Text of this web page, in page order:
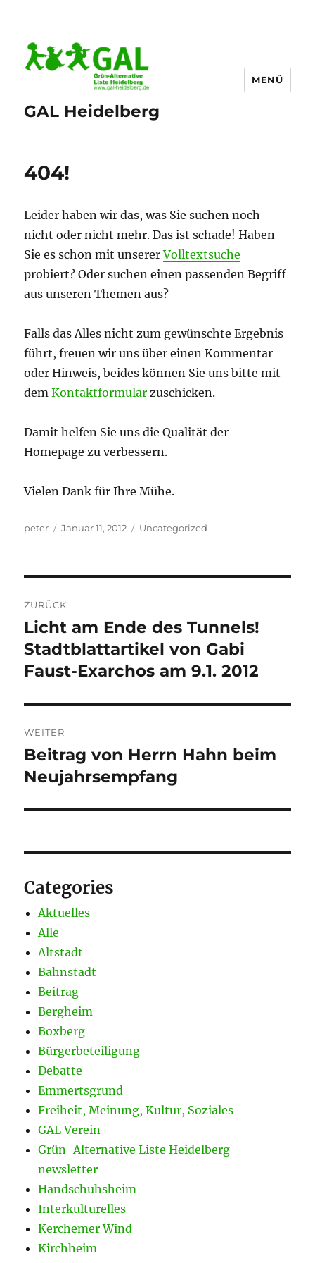
GAL Heidelberg
MENÜ
404!
Leider haben wir das, was Sie suchen noch
nicht oder nicht mehr. Das ist schade! Haben
Sie es schon mit unsererVolltextsuche
probiert? Oder suchen einen passenden Begriff
aus unseren Themen aus?
Falls das Alles nicht zum gewünschte Ergebnis
führt, freuen wir uns über einen Kommentar
oder Hinweis, beides können Sie uns bitte mit
demKontaktformular zuschicken.
Damit helfen Sie uns die Qualität der
Homepage zu verbessern.
Vielen Dank für Ihre Mühe.
Autor
peter
Veröffentlicht
Januar 11, 2012 Kategorien
Uncategorized
ZURÜCK
Vorheriger
Beitrag:
Licht am Ende des Tunnels!
Stadtblattartikel von Gabi
Faust-Exarchos am 9.1. 2012
WEITER
Nächster
Beitrag:
Beitrag von Herrn Hahn beim
Neujahrsempfang
Categories
Aktuelles
Alle
Altstadt
Bahnstadt
Beitrag
Bergheim
Boxberg
Bürgerbeteiligung
Debatte
Emmertsgrund
Freiheit, Meinung, Kultur, Soziales
GAL Verein
Grün-Alternative Liste Heidelberg
newsletter
Handschuhsheim
Interkulturelles
Kerchemer Wind
Kirchheim